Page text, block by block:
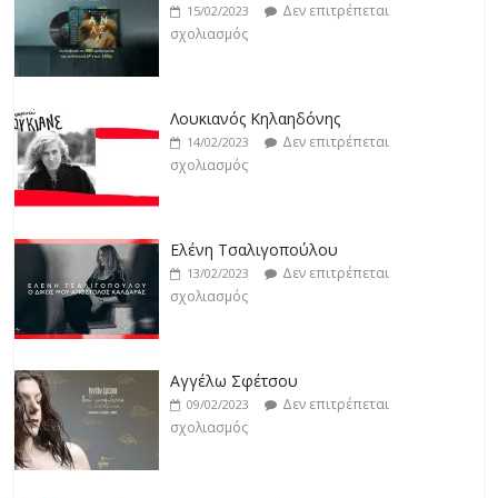
19/02/2023
Δεν επιτρέπεται
σχολιασμός
14/02/2023
Δεν επιτρέπεται
σχολιασμός
Ελένη Τσαλιγοπούλου
13/02/2023
Δεν επιτρέπεται
σχολιασμός
Αγγέλω Σφέτσου
09/02/2023
Δεν επιτρέπεται
σχολιασμός
Γιάννης Λογοθέτης
09/02/2023
Δεν επιτρέπεται
σχολιασμός